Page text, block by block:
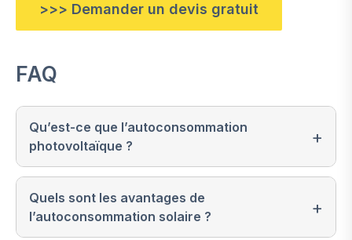
>>> Demander un devis gratuit
FAQ
Qu’est-ce que l’autoconsommation
photovoltaïque ?
Quels sont les avantages de
l’autoconsommation solaire ?